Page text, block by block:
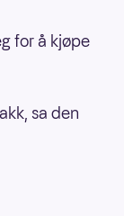
for å kjøpe
sa den